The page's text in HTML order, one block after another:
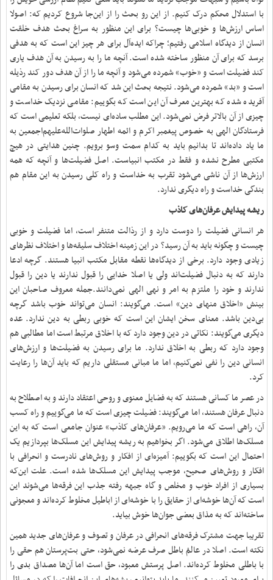
با استدلال محکم درک کنیم. از این رو بحث را از این‌جا شروع کردیم که: اصولا
اساس ارزش‌ها و خوبی‌ها چیست؟ برای این منظور به سراغ بحث هدف خلقت
انسان از دیدگاه اسلامی رفتیم؛ چراکه ایده‌آل برای هر چیز این است که به هدفی
برسد که برای آن منظور ساخته شده است. آنچه ما را به رسیدن به آن هدف یاری
کند فضیلت است و «خوب» شمرده می‌شود و آنچه ما را از آن هدف دور کند رذیله
است و «بد» شمرده می‌شود. نتیجه بحث این شد که انسان برای رسیدن به مقامی
آفریده شده که بهترین معرف آن این است که بگوییم: مقامی نزدیک خداست و
چیزی از آن بالاتر فرض نمی‌شود. این مطلب ساده‌ای نیست، بلکه تعلیمی است که
فرستادگان الهی به خصوص پیغمبر اکرم و ائمه اطهار صلوات‌الله‌علیهم‌اجمعین به
ما یاد داده‌اند تا بدانیم باید به کدام سمت وسو برویم. چنین هدایتی در هیچ
مکتبی مطرح نشده و فقط در مکتب انبیاست. اصل فضیلت‌ها و آنچه که همه
ارزش‌ها از آن ناشی می‌شود تقرب به خداست و راه کلی رسیدن به این مقام هم
بندگی خداست و راه دیگری ندارد.
ریشه پیدایش عرفان‌های کاذب
هر انسانی فضیلت را دوست دارد و از رذالت متنفر است، اما فضیلت و خوبی
چیست و چگونه باید به آن رسید؟ در این زمینه اختلاف سلیقه‌ها و اختلاف نظرهای
زیادی وجود دارد. برخی از دیدگاه‌ها نقطه مقابل مکتب انبیا هستند. گرچه ادعا
دارند که به دنبال فضیلت‌اند ولی یا اصلا خدایی را قبول ندارند یا دین را قبول
ندارند و خود را ملتزم به امر و نهی الهی نمی‌دانند.جمله معروف صاحبان این
بینش «اخلاق منهای دین» است. می‌گویند: انسان می‌تواند خوب باشد گرچه
بی‌دین باشد. معنای سخن ایشان این است که خوبی ربطی به دین ندارد. عده
دیگری می‌گویند: نکاتی در دین وجود دارد که با اخلاق مرتبط است اما مطالبی هم
وجود دارد که ربطی به اخلاق ندارد. ما برای رسیدن به فضیلت‌ها و ارزش‌های
انسانی دین را نفی نمی‌کنیم، اما ما مبانی مستقلی داریم که باید آن‌ها را رعایت
کرد.
در عصر ما کسانی هستند که به فضایل معنوی و روحی اعتقاد دارند و به اصطلاح به
دنبال عرفان هستند، اما می‌گویند: فضیلت چیزی است که ما می‌گوییم و راه کسب
آن، راهی است که ما می‌رویم. «عرفان‌های کاذب» عنوان جامعی است که به این
مسلک‌ها اطلاق می‌شود. اگر بخواهیم به ریشه پیدایش این مسلک‌ها بپردازیم یک
احتمال این است که بگوییم: آمیزه‌ای از افکار و روش‌های نادرست و انحرافی با
افکار و روش‌های صحیح، موجب پیدایش این مسلک‌ها شده است. علت این‌که
بسیاری از افراد خوب و مخلص و گاه جبهه رفته جذب این فرقه‌ها می‌شوند این
است که آن‌ها خوشه‌ای از حقایق را با خوشه‌ای از اباطیل مخلوط کرده‌اند و معجونی
ساخته‌اند که به مذاق بعضی جوان‌ها خوش بیاید.
تقریبا جهت مشترک فرقه‌های انحرافی در عرفان و تصوف و عرفان‌های جدید همین
نکته است. اصلا در عالمْ باطل صرف عرضه نمی‌شود، حتی بت‌پرستان هم حقی را
با باطلی مخلوط کرده‌اند. اصل پرستش معبود، حق است اما آن‌ها مصداق بدی را